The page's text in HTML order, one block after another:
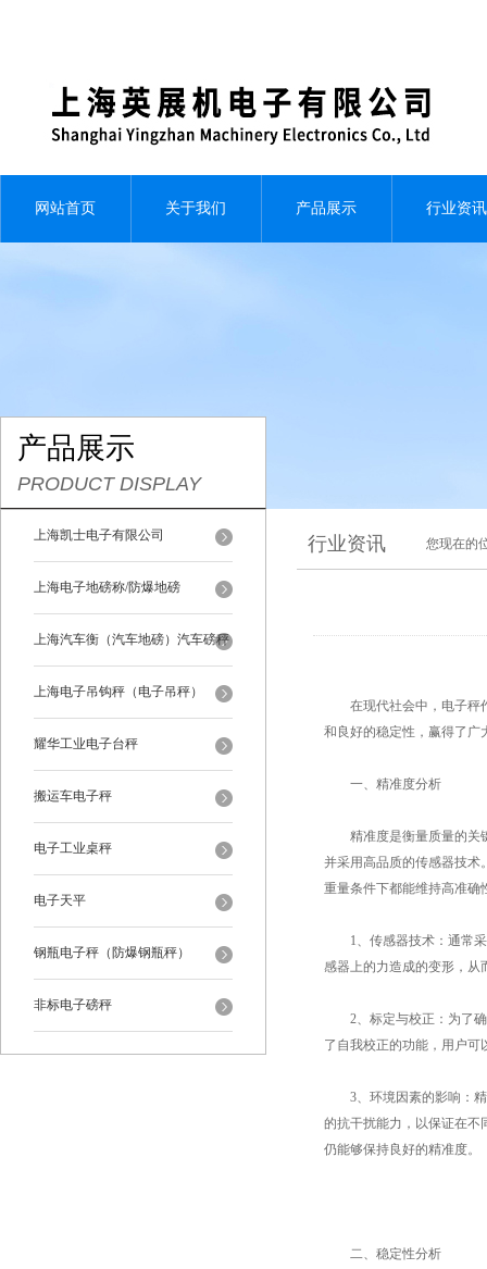
网站首页 关于我们 产品展示 行业资讯
产品展示
PRODUCT DISPLAY
上海凯士电子有限公司
上海电子地磅称/防爆地磅
上海汽车衡（汽车地磅）汽车磅秤
上海电子吊钩秤（电子吊秤）
耀华工业电子台秤
搬运车电子秤
电子工业桌秤
电子天平
钢瓶电子秤（防爆钢瓶秤）
非标电子磅秤
行业资讯 您现在的
在现代社会中，电子秤作
和良好的稳定性，赢得了广
一、精准度分析
精准度是衡量质量的关
并采用高品质的传感器技术
重量条件下都能维持高准确
1、传感器技术：通常采
感器上的力造成的变形，从
2、标定与校正：为了确
了自我校正的功能，用户
3、环境因素的影响：精
的抗干扰能力，以保证在不
仍能够保持良好的精准度。
二、稳定性分析